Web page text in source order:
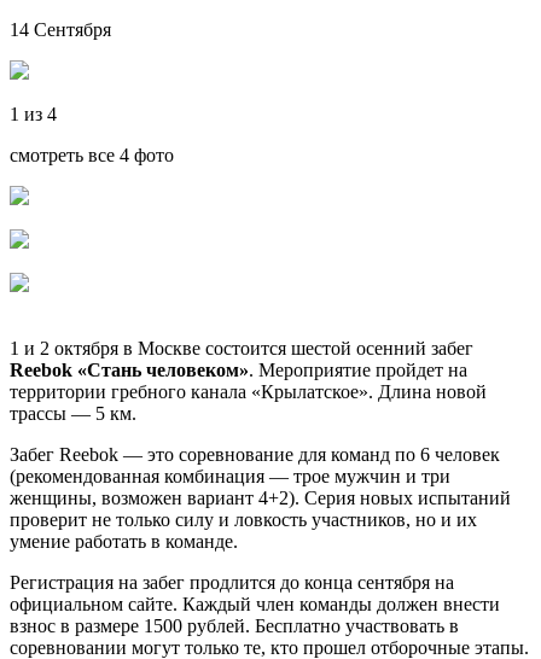
14 Сентября
1 из 4
смотреть все 4 фото
1 и 2 октября в Москве состоится шестой осенний забег
Reebok «Стань человеком». Мероприятие пройдет на
территории гребного канала «Крылатское». Длина новой
трассы — 5 км.
Забег Reebok — это соревнование для команд по 6 человек
(рекомендованная комбинация — трое мужчин и три
женщины, возможен вариант 4+2). Серия новых испытаний
проверит не только силу и ловкость участников, но и их
умение работать в команде.
Регистрация на забег продлится до конца сентября на
официальном сайте. Каждый член команды должен внести
взнос в размере 1500 рублей. Бесплатно участвовать в
соревновании могут только те, кто прошел отборочные этапы.